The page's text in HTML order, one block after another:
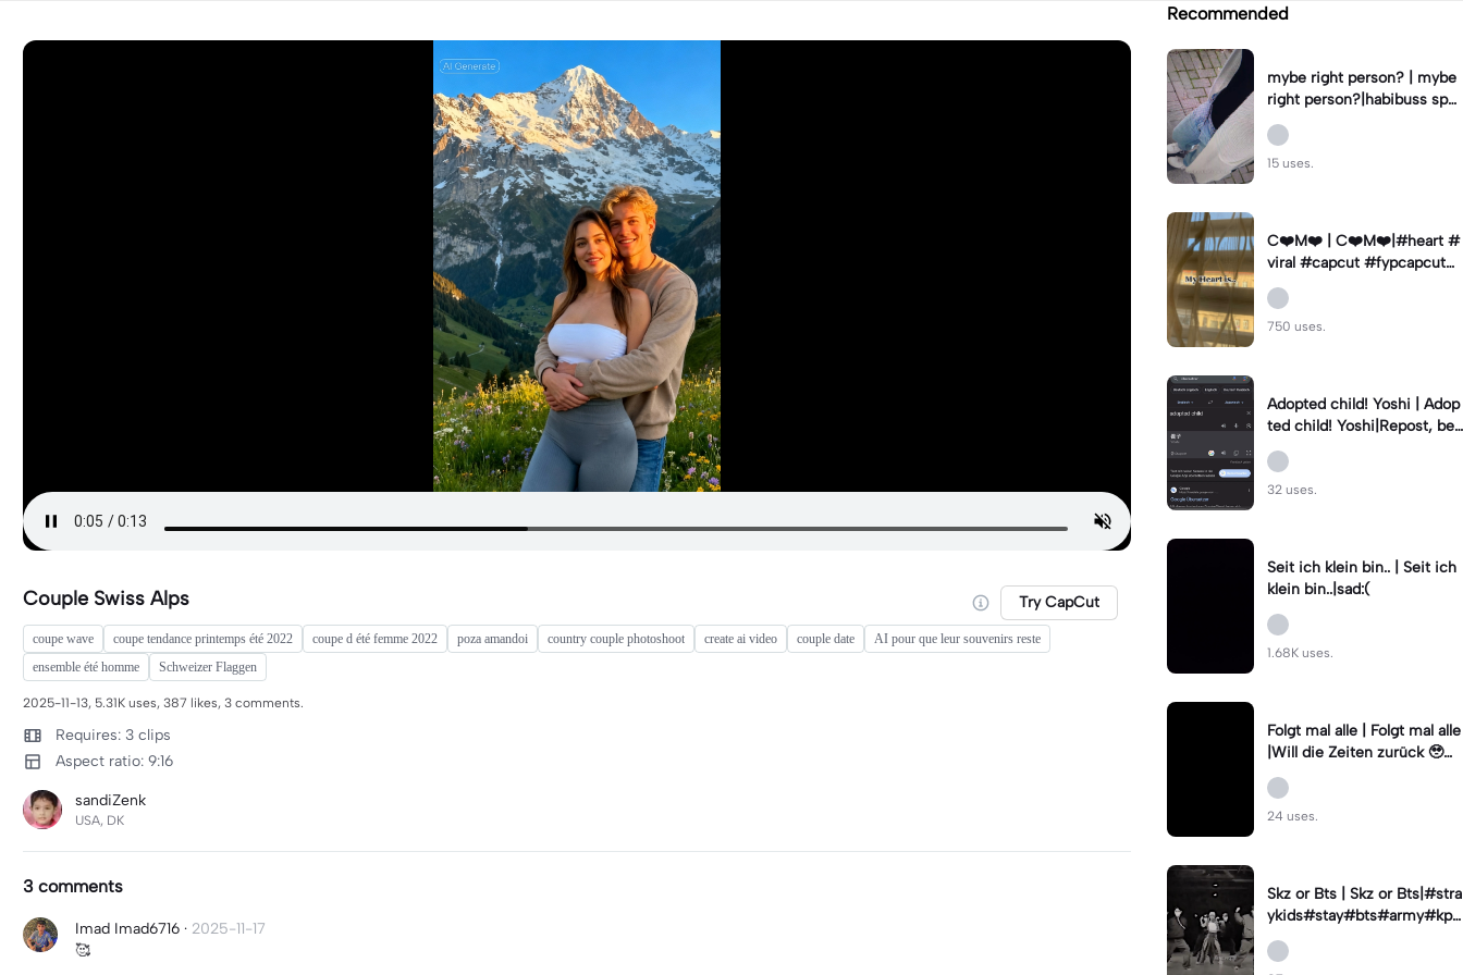
Couple Swiss Alps Try CapCut
coupe wave coupe tendance printemps été 2022 coupe d été femme 2022 poza amandoi country couple photoshoot create ai video couple date
AI pour que leur souvenirs reste
ensemble été homme
Schweizer Flaggen
2025-11-13, 5.31K uses, 387 likes, 3 comments.
Requires: 3 clips
Aspect ratio: 9:16
sandiZenk
USA, DK
3 comments
Imad Imad6716 · 2025-11-17
🥰
Recommended
mybe right person? | mybe
right person?|habibuss spa
mmt kommis vol#fyp#fy#
capcut
15 uses.
C❤️M❤️ | C❤️M❤️|#heart #
viral #capcut #fypcapcut🔥
🔥🔥 #viralcapcut🔥
750 uses.
Adopted child! Yoshi | Adop
ted child! Yoshi|Repost, bec
ause I did something wrong
#Yoshi #mienie47
32 uses.
Seit ich klein bin.. | Seit ich
klein bin..|sad:(
1.68K uses.
Folgt mal alle | Folgt mal alle
|Will die Zeiten zurück 🥹🫶
🏻
24 uses.
Skz or Bts | Skz or Bts|#stra
ykids#stay#bts#army#kpo
p